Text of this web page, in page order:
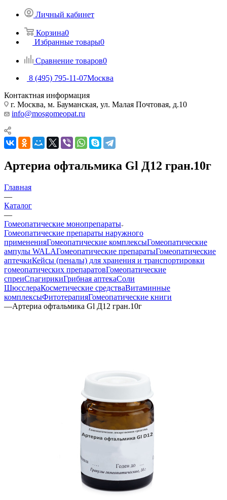
Личный кабинет
Корзина0
Избранные товары0
Сравнение товаров0
8 (495) 795-11-07Москва
Контактная информация
г. Москва, м. Бауманская, ул. Малая Почтовая, д.10
info@mosgomeopat.ru
Артериа офтальмика Gl Д12 гран.10г
Главная
—
Каталог
—
Гомеопатические монопрепараты
Гомеопатические препараты наружного
примененияГомеопатические комплексыГомеопатические
ампулы WALAГомеопатические препаратыГомеопатические
аптечкиКейсы (пеналы) для хранения и транспортировки
гомеопатических препаратовГомеопатические
спреиСпагирикиГрибная аптекаСоли
ШюсслераКосметические средстваВитаминные
комплексыФитотерапияГомеопатические книги
—Артериа офтальмика Gl Д12 гран.10г